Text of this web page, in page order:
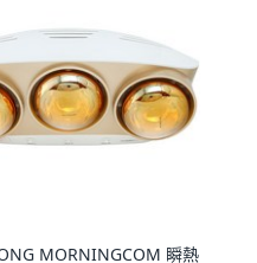
MORNINGCOM 瞬熱